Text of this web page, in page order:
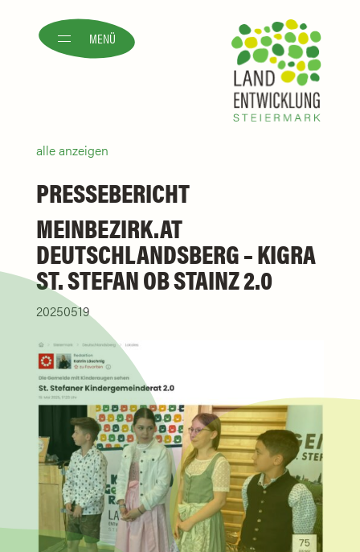
MENÜ
alle anzeigen
PRESSEBERICHT
MEINBEZIRK.AT
DEUTSCHLANDSBERG – KIGRA
ST. STEFAN OB STAINZ 2.0
20250519